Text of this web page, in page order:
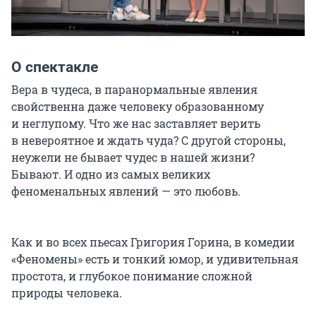
О спектакле
Вера в чудеса, в паранормальные явления
свойственна даже человеку образованному
и неглупому. Что же нас заставляет верить
в невероятное и ждать чуда? С другой стороны,
неужели не бывает чудес в нашей жизни?
Бывают. И одно из самых великих
феноменальных явлений — это любовь.
Как и во всех пьесах Григория Горина, в комедии
«Феномены» есть и тонкий юмор, и удивительная
простота, и глубокое понимание сложной
природы человека.